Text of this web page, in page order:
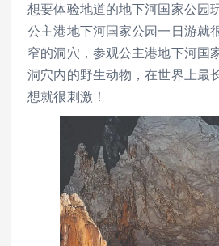
想要体验地道的地下河国家公园
公主港地下河国家公园一日游就
窄的洞穴，参观公主港地下河国
洞穴内的野生动物，在世界上最
想就很刺激！